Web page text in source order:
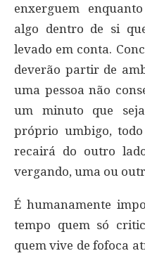
enxerguem
algo dentro de si
levado em conta.
deverão partir de
uma pessoa não
um minuto que
próprio umbigo,
recairá do outro
vergando, uma ou
É humanamente
tempo quem só
quem vive de fofoca